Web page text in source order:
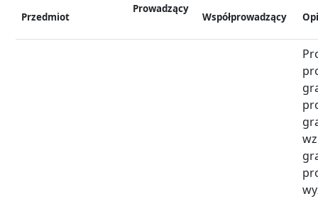
Przedmiot
Prowadzący
Współprowadzący